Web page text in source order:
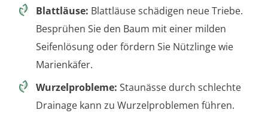
Blattläuse: Blattläuse schädigen neue Triebe.
Besprühen Sie den Baum mit einer milden
Seifenlösung oder fördern Sie Nützlinge wie
Marienkäfer.
Wurzelprobleme: Staunässe durch schlechte
Drainage kann zu Wurzelproblemen führen.